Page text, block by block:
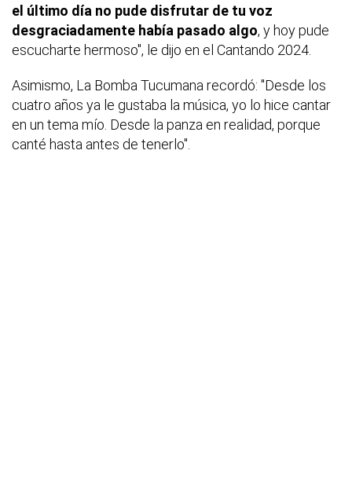
el último día no pude disfrutar de tu voz
desgraciadamente había pasado algo, y hoy pude
escucharte hermoso", le dijo en el Cantando 2024.
Asimismo, La Bomba Tucumana recordó: "Desde los
cuatro años ya le gustaba la música, yo lo hice cantar
en un tema mío. Desde la panza en realidad, porque
canté hasta antes de tenerlo".